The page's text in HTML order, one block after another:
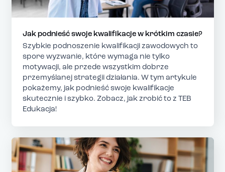
Jak podnieść swoje kwalifikacje w krótkim czasie?
Szybkie podnoszenie kwalifikacji zawodowych to
spore wyzwanie, które wymaga nie tylko
motywacji, ale przede wszystkim dobrze
przemyślanej strategii działania. W tym artykule
pokażemy, jak podnieść swoje kwalifikacje
skutecznie i szybko. Zobacz, jak zrobić to z TEB
Edukacja!